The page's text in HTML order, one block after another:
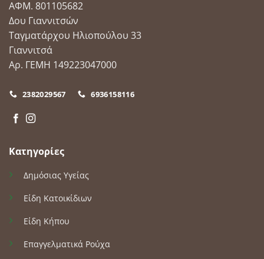
ΑΦΜ. 801105682
Δου Γιαννιτσών
Ταγματάρχου Ηλιοπούλου 33
Γιαννιτσά
Αρ. ΓΕΜΗ 149223047000
2382029567 6936158116
Κατηγορίες
Δημόσιας Υγείας
Είδη Κατοικίδιων
Είδη Κήπου
Επαγγελματικά Ρούχα